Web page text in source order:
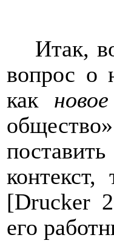
Итак,
вопрос о
как новое
[Drucker
его